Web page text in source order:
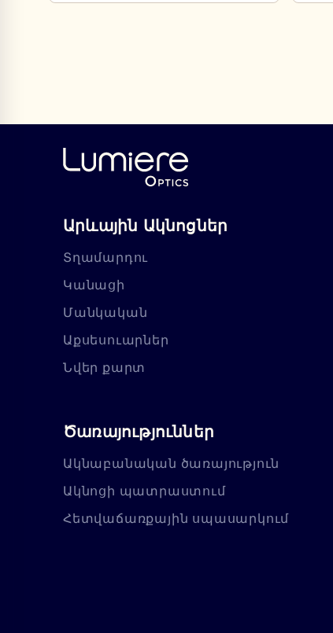
Արևային Ակնոցներ
Տղամարդու
Կանացի
Մանկական
Աքսեսուարներ
Նվեր քարտ
Ծառայություններ
Ակնաբանական ծառայություն
Ակնոցի պատրաստում
Հետվաճառքային սպասարկում